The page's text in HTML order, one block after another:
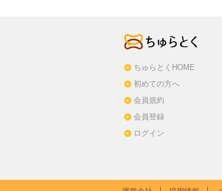
ちゅらとくHOME
初めての方へ
会員規約
会員登録
ログイン